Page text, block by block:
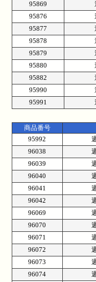
95869
95876
95877
95878
95879
95880
95882
95990
95991
商品番号
95992
96038
96039
96040
96041
96042
96069
96070
96071
96072
96073
96074